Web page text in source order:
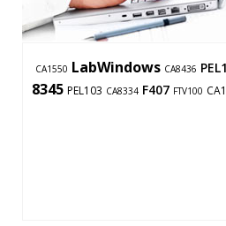
CA1550 LabWindows CA8436
8345 PEL103 CA8334 F407 FTV100